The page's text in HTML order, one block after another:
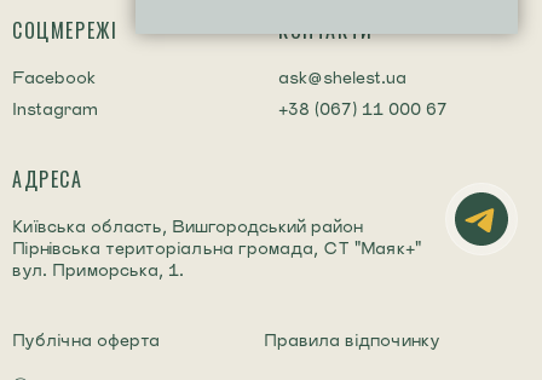
СОЦМЕРЕЖІ
Facebook
Instagram
КОНТАКТИ
ask@shelest.ua
+38 (067) 11 000 67
АДРЕСА
Київська область, Вишгородський район
Пірнівська територіальна громада, СТ "Маяк+"
вул. Приморська, 1.
Публічна оферта Правила відпочинку